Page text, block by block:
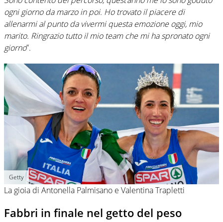
ogni giorno da marzo in poi. Ho trovato il piacere di
allenarmi al punto da vivermi questa emozione oggi, mio
marito. Ringrazio tutto il mio team che mi ha spronato ogni
giorno”.
Getty
La gioia di Antonella Palmisano e Valentina Trapletti
Fabbri in finale nel getto del peso